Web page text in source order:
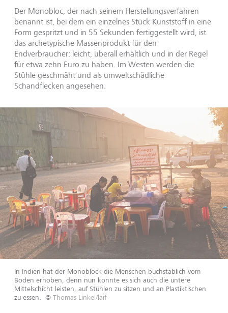
Der Monobloc, der nach seinem Herstellungsverfahren
benannt ist, bei dem ein einzelnes Stück Kunststoff in eine
Form gespritzt und in 55 Sekunden fertiggestellt wird, ist
das archetypische Massenprodukt für den
Endverbraucher: leicht, überall erhältlich und in der Regel
für etwa zehn Euro zu haben. Im Westen werden die
Stühle geschmäht und als umweltschädliche
Schandflecken angesehen.
In Indien hat der Monoblock die Menschen buchstäblich vom
Boden erhoben, denn nun konnte es sich auch die untere
Mittelschicht leisten, auf Stühlen zu sitzen und an Plastiktischen
zu essen. © Thomas Linkel/laif